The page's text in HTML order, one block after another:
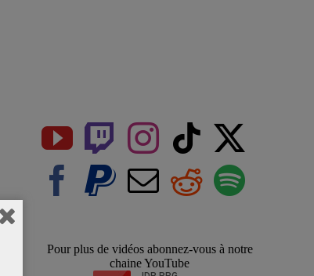
Pour plus de vidéos abonnez-vous à notre
chaine YouTube